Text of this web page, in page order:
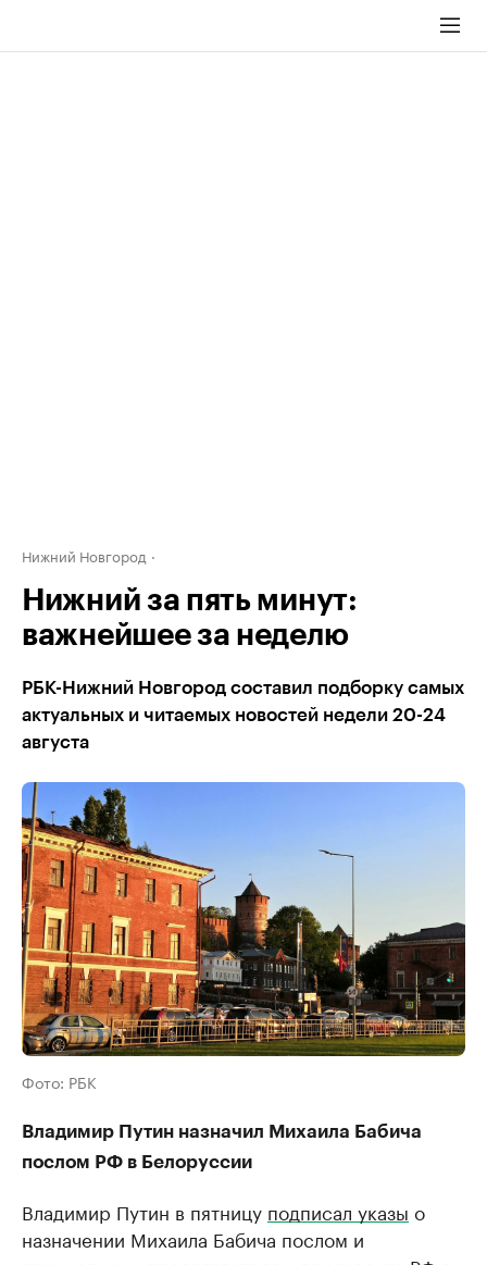
Нижний Новгород
Нижний за пять минут:
важнейшее за неделю
РБК-Нижний Новгород составил подборку самых
актуальных и читаемых новостей недели 20-24
августа
Фото: РБК
Владимир Путин назначил Михаила Бабича
послом РФ в Белоруссии
Владимир Путин в пятницу подписал указы о
назначении Михаила Бабича послом и